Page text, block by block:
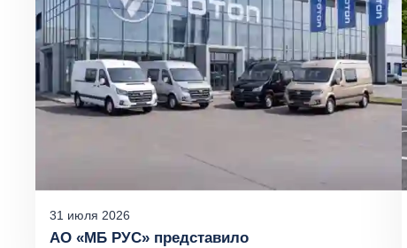
31 июля 2026
АО «МБ РУС» представило